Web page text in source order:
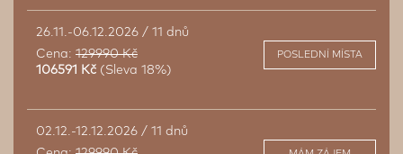
26.11.-06.12.2026 / 11 dnů
Cena: 129990 Kč
106591 Kč (Sleva 18%)
POSLEDNÍ MÍSTA
02.12.-12.12.2026 / 11 dnů